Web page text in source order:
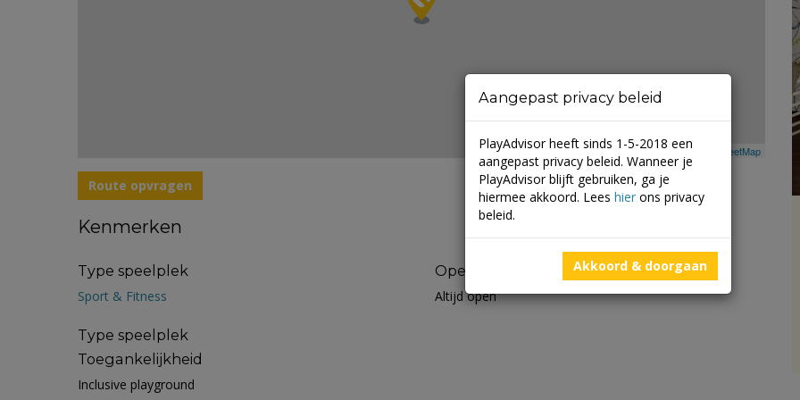
Leaflet | ©Mapbox© OpenStreetMap
Route opvragen
Kenmerken
Type speelplek
Sport & Fitness
Type speelplek
Toegankelijkheid
Inclusive playground
Openingstijden
Altijd open
Aangepast privacy beleid
PlayAdvisor heeft sinds 1-5-2018 een
aangepast privacy beleid. Wanneer je
PlayAdvisor blijft gebruiken, ga je
hiermee akkoord. Lees hier ons privacy
beleid.
Akkoord & doorgaan